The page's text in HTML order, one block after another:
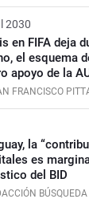
2030
en FIFA deja
el esquema
apoyo de la
FRANCISCO
la
es
del BID
BÚSQUEDA